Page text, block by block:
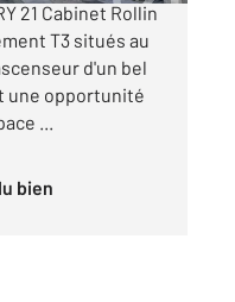
21 Cabinet Rollin
T3 situés au
d'un bel
une opportunité
...
bien